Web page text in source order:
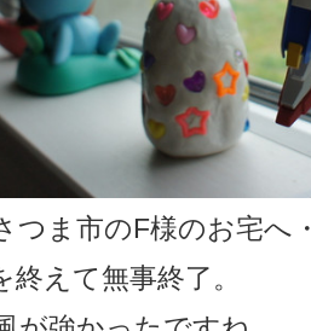
つま市のF様のお宅へ
えて無事終了。